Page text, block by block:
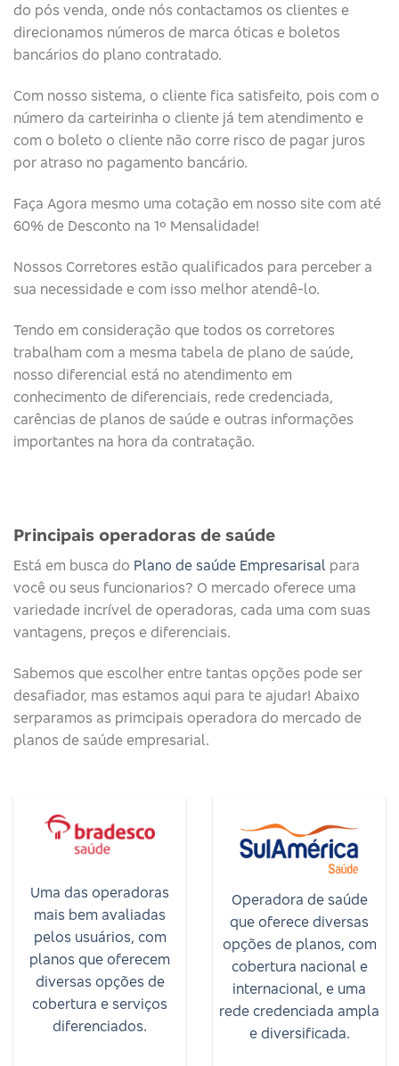
do pós venda, onde nós contactamos os clientes e
direcionamos números de marca óticas e boletos
bancários do plano contratado.
Com nosso sistema, o cliente fica satisfeito, pois com o
número da carteirinha o cliente já tem atendimento e
com o boleto o cliente não corre risco de pagar juros
por atraso no pagamento bancário.
Faça Agora mesmo uma cotação em nosso site com até
60% de Desconto na 1º Mensalidade!
Nossos Corretores estão qualificados para perceber a
sua necessidade e com isso melhor atendê-lo.
Tendo em consideração que todos os corretores
trabalham com a mesma tabela de plano de saúde,
nosso diferencial está no atendimento em
conhecimento de diferenciais, rede credenciada,
carências de planos de saúde e outras informações
importantes na hora da contratação.
Principais operadoras de saúde​
Está em busca do Plano de saúde Empresarisal para
você ou seus funcionarios? O mercado oferece uma
variedade incrível de operadoras, cada uma com suas
vantagens, preços e diferenciais.
Sabemos que escolher entre tantas opções pode ser
desafiador, mas estamos aqui para te ajudar! Abaixo
serparamos as primcipais operadora do mercado de
planos de saúde empresarial.
Uma das operadoras
mais bem avaliadas
pelos usuários, com
planos que oferecem
diversas opções de
cobertura e serviços
diferenciados.
Operadora de saúde
que oferece diversas
opções de planos, com
cobertura nacional e
internacional, e uma
rede credenciada ampla
e diversificada.